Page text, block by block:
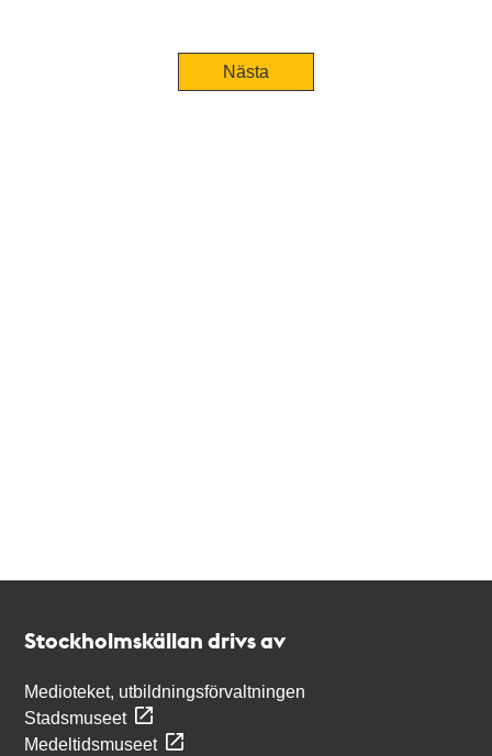
Nästa
Stockholmskällan drivs av
Medioteket, utbildningsförvaltningen
Stadsmuseet
Medeltidsmuseet